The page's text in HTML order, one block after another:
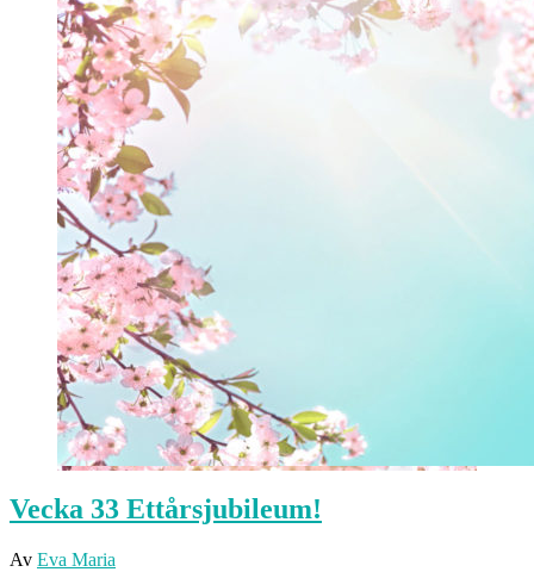
Vecka 33 Ettårsjubileum!
Av Eva Maria